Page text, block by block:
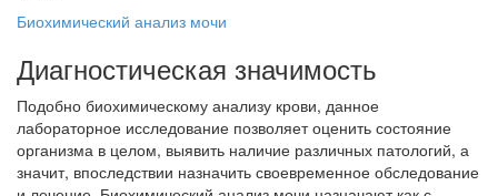
Биохимический анализ мочи
Диагностическая значимость
Подобно биохимическому анализу крови, данное
лабораторное исследование позволяет оценить состояние
организма в целом, выявить наличие различных патологий, а
значит, впоследствии назначить своевременное обследование